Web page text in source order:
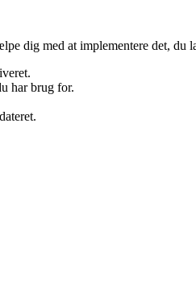
dig med at implementere det, du
har brug for.